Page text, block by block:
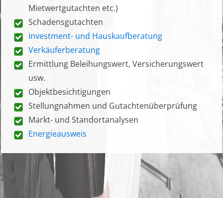
Mietwertgutachten etc.)
Schadensgutachten
Investment- und Hauskaufberatung
Verkäuferberatung
Ermittlung Beleihungswert, Versicherungswert
usw.
Objektbesichtigungen
Stellungnahmen und Gutachtenüberprüfung
Markt- und Standortanalysen
Energieausweis